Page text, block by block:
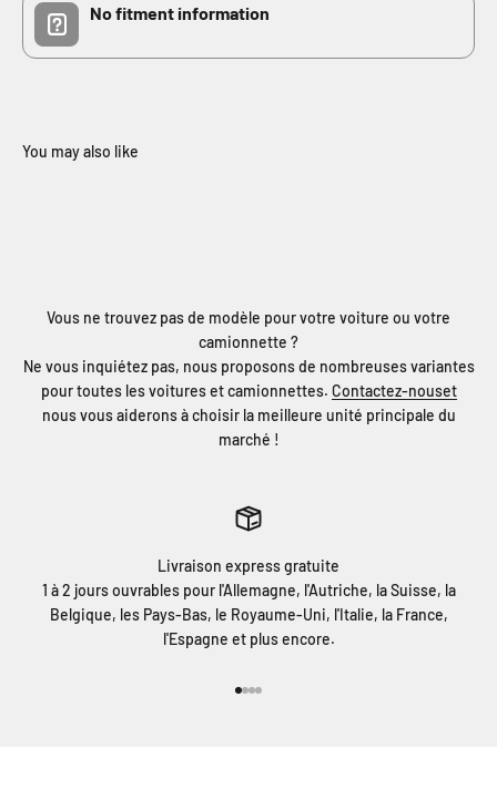
No fitment information
Vous ne trouvez pas de modèle pour votre voiture ou votre
camionnette ?
Ne vous inquiétez pas, nous proposons de nombreuses variantes
pour toutes les voitures et camionnettes. Contactez-nouset
nous vous aiderons à choisir la meilleure unité principale du
marché !
Livraison express gratuite
1 à 2 jours ouvrables pour l'Allemagne, l'Autriche, la Suisse, la
Belgique, les Pays-Bas, le Royaume-Uni, l'Italie, la France,
l'Espagne et plus encore.